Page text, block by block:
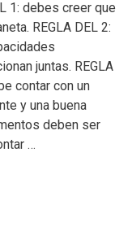
1: debes creer que
REGLA DEL 2:
juntas. REGLA
contar con un
y una buena
deben ser
…